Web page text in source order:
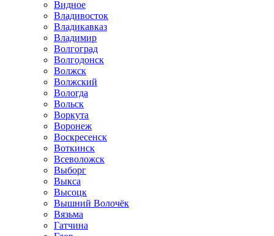
Видное
Владивосток
Владикавказ
Владимир
Волгоград
Волгодонск
Волжск
Волжский
Вологда
Вольск
Воркута
Воронеж
Воскресенск
Воткинск
Всеволожск
Выборг
Выкса
Высоцк
Вышний Волочёк
Вязьма
Гатчина